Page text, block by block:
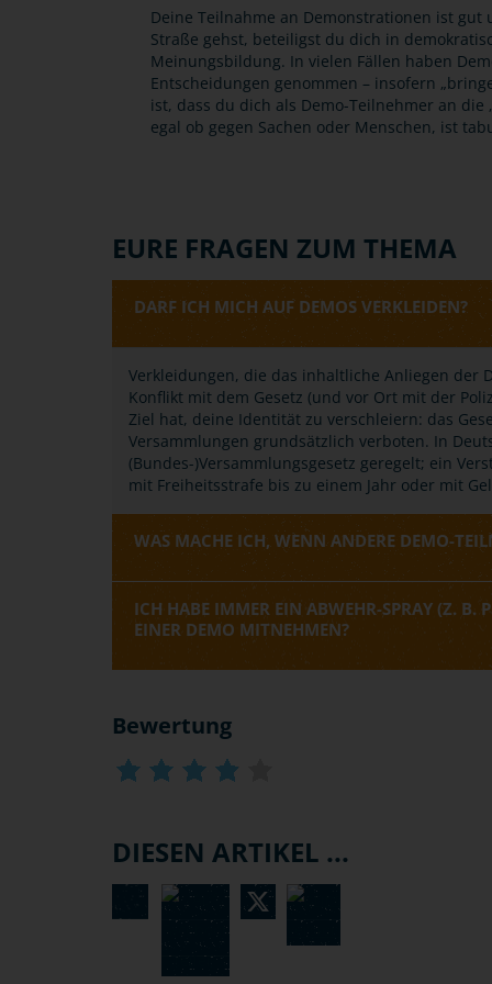
Deine Teilnahme an Demonstrationen ist
Straße gehst, beteiligst du dich in
Meinungsbildung. In vielen Fällen haben
Entscheidungen genommen – insofern
ist, dass du dich als Demo-Teilnehmer an die
egal ob gegen Sachen oder Menschen, ist
EURE FRAGEN ZUM THEMA
DARF ICH MICH AUF DEMOS VERKLEIDEN?
Verkleidungen, die das inhaltliche Anliegen der
Konflikt mit dem Gesetz (und vor Ort mit der
Ziel hat, deine Identität zu verschleiern: das
Versammlungen grundsätzlich verboten. In
(Bundes-)Versammlungsgesetz geregelt; ein
mit Freiheitsstrafe bis zu einem Jahr oder mit
WAS MACHE ICH, WENN ANDERE DEMO-
ICH HABE IMMER EIN ABWEHR-SPRAY (Z. B.
EINER DEMO MITNEHMEN?
Bewertung
DIESEN ARTIKEL ...